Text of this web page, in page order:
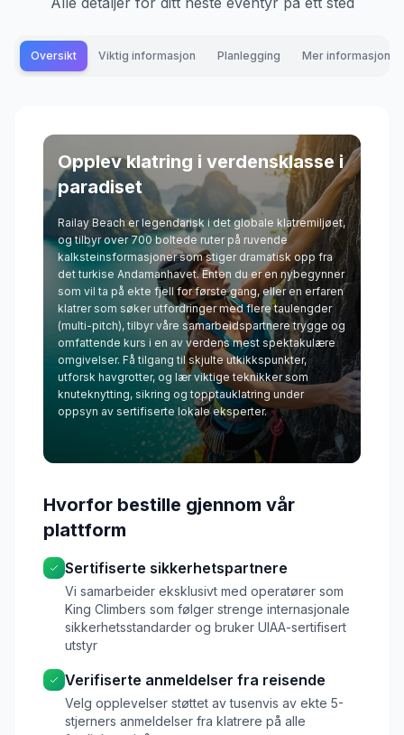
Oversikt Viktig informasjon Planlegging Mer informasjon
Opplev klatring i verdensklasse i
paradiset
Railay Beach er legendarisk i det globale klatremiljøet,
og tilbyr over 700 boltede ruter på ruvende
kalksteinsformasjoner som stiger dramatisk opp fra
det turkise Andamanhavet. Enten du er en nybegynner
som vil ta på ekte fjell for første gang, eller en erfaren
klatrer som søker utfordringer med flere taulengder
(multi-pitch), tilbyr våre samarbeidspartnere trygge og
omfattende kurs i en av verdens mest spektakulære
omgivelser. Få tilgang til skjulte utkikkspunkter,
utforsk havgrotter, og lær viktige teknikker som
knuteknytting, sikring og topptauklatring under
oppsyn av sertifiserte lokale eksperter.
Hvorfor bestille gjennom vår
plattform
Sertifiserte sikkerhetspartnere
Vi samarbeider eksklusivt med operatører som
King Climbers som følger strenge internasjonale
sikkerhetsstandarder og bruker UIAA-sertifisert
utstyr
Verifiserte anmeldelser fra reisende
Velg opplevelser støttet av tusenvis av ekte 5-
stjerners anmeldelser fra klatrere på alle